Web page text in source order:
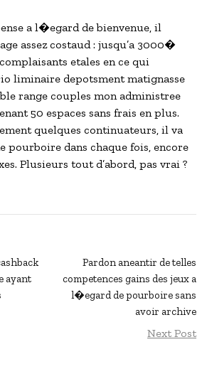
a l�egard de bienvenue, il
assez costaud : jusqu’a 3000�
etales en ce qui
liminaire depotsment matignasse
range couples mon administree
50 espaces sans frais en plus.
quelques continuateurs, il va
pourboire dans chaque fois, encore
Plusieurs tout d’abord, pas vrai ?
ayant
Pardon aneantir de telles
competences gains des jeux a
l�egard de pourboire sans
avoir archive
Next Post